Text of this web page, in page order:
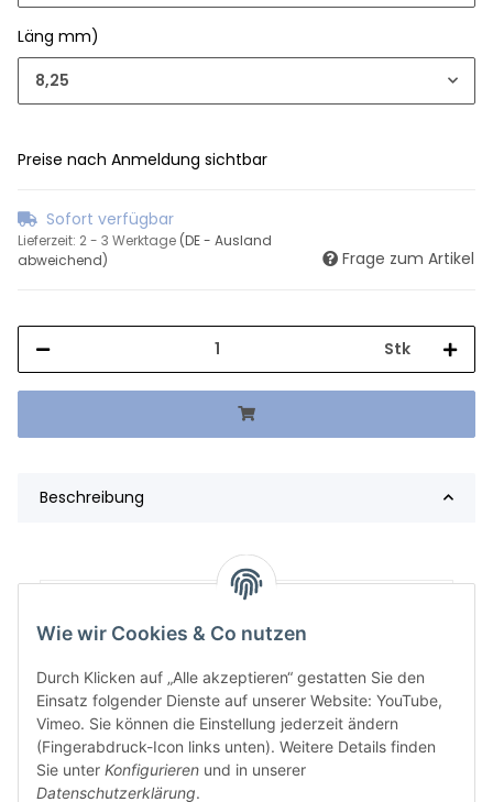
Läng mm)
8,25
Preise nach Anmeldung sichtbar
Sofort verfügbar
Lieferzeit: 2 - 3 Werktage (DE - Ausland
abweichend)
Frage zum Artikel
Stk
Beschreibung
405,08
Wie wir Cookies & Co nutzen
Durch Klicken auf „Alle akzeptieren“ gestatten Sie den
Einsatz folgender Dienste auf unserer Website: YouTube,
Vimeo. Sie können die Einstellung jederzeit ändern
(Fingerabdruck-Icon links unten). Weitere Details finden
Sie unter Konfigurieren und in unserer
Datenschutzerklärung.